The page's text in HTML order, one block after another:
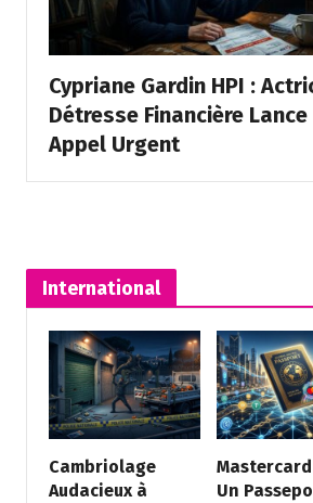
Cypriane Gardin HPI :
Détresse Financière Lance
Appel Urgent
International
Cambriolage
Audacieux à
Un